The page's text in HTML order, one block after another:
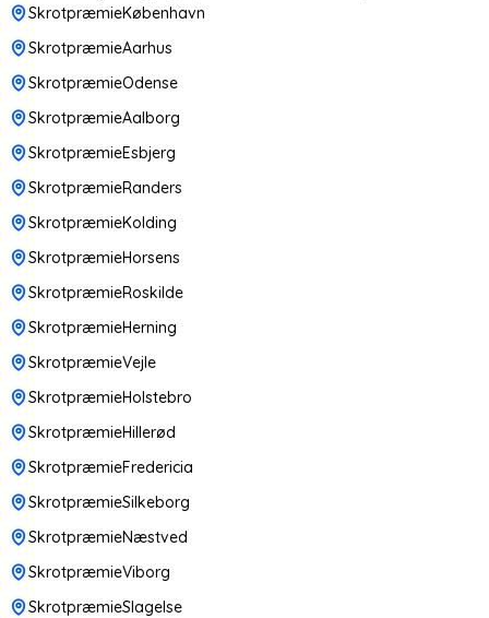
SkrotpræmieKøbenhavn
SkrotpræmieAarhus
SkrotpræmieOdense
SkrotpræmieAalborg
SkrotpræmieEsbjerg
SkrotpræmieRanders
SkrotpræmieKolding
SkrotpræmieHorsens
SkrotpræmieRoskilde
SkrotpræmieHerning
SkrotpræmieVejle
SkrotpræmieHolstebro
SkrotpræmieHillerød
SkrotpræmieFredericia
SkrotpræmieSilkeborg
SkrotpræmieNæstved
SkrotpræmieViborg
SkrotpræmieSlagelse